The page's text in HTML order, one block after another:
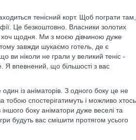
тенісний корт. Щоб пограти там,
Це безкоштовно. Власники золотих
хоч щодня. Ми з моєю дівчиною дуже
завжди шукаємо готель, де є
ви ніколи не грали у великий теніс -
Я впевнений, що більшості з вас
із аніматорів. З одного боку це не
тобою спостерігатимуть і можливо хтось
боку аніматори дуже веселі та
будуть вас смішити протягом усього